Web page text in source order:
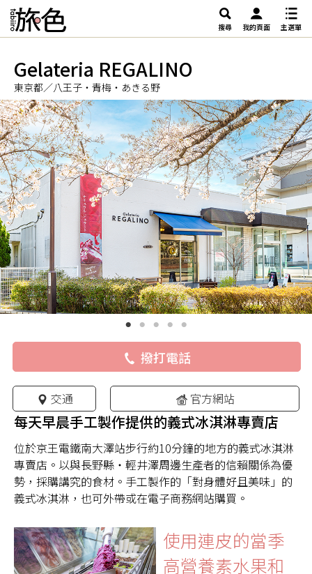
搜尋 我的頁面 主選單
Gelateria REGALINO
東京都／八王子・青梅・あきる野
撥打電話
交通 官方網站
每天早晨手工製作提供的義式冰淇淋專賣店
位於京王電鐵南大澤站步行約10分鐘的地方的義式冰淇淋
專賣店。以與長野縣・輕井澤周邊生產者的信賴關係為優
勢，採購講究的食材。手工製作的「對身體好且美味」的
義式冰淇淋，也可外帶或在電子商務網站購買。
使用連皮的當季
高營養素水果和